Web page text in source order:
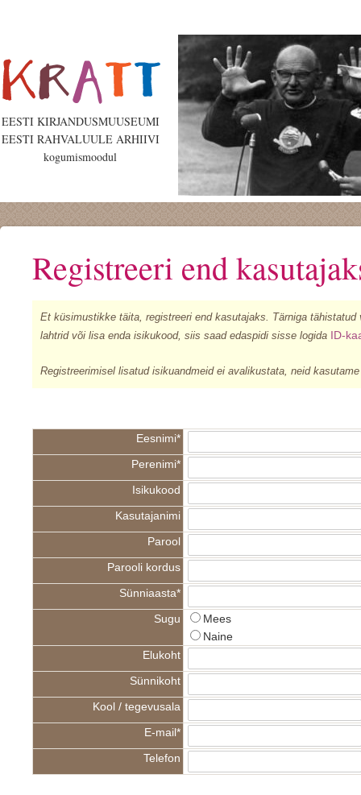
EESTI KIRJANDUSMUUSEUMI
EESTI RAHVALUULE ARHIIVI
kogumismoodul
Registreeri end
Et küsimustikke täita, registreeri end kasutajaks. Tärniga
lahtrid või lisa enda isikukood, siis saad edaspidi sisse logida ID-
Registreerimisel lisatud isikuandmeid ei avalikustata, neid
Eesnimi*
Perenimi*
Isikukood
Kasutajanimi
Parool
Parooli kordus
Sünniaasta*
Sugu
Mees
Naine
Elukoht
Sünnikoht
Kool / tegevusala
E-mail*
Telefon